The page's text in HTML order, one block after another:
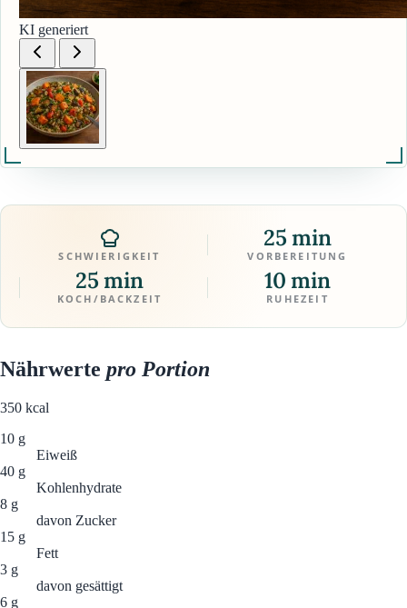
KI generiert
SCHWIERIGKEIT
25 min
VORBEREITUNG
25 min
KOCH/BACKZEIT
10 min
RUHEZEIT
Nährwerte pro Portion
350 kcal
10 g
Eiweiß
40 g
Kohlenhydrate
8 g
davon Zucker
15 g
Fett
3 g
davon gesättigt
6 g